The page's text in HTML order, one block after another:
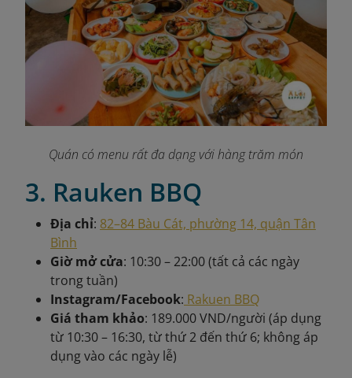
Quán có menu rất đa dạng với hàng trăm món
3. Rauken BBQ
Địa chỉ: 82–84 Bàu Cát, phường 14, quận Tân
Bình
Giờ mở cửa: 10:30 – 22:00 (tất cả các ngày
trong tuần)
Instagram/Facebook: Rakuen BBQ
Giá tham khảo: 189.000 VND/người (áp dụng
từ 10:30 – 16:30, từ thứ 2 đến thứ 6; không áp
dụng vào các ngày lễ)